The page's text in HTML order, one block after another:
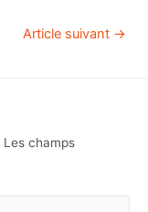
Article suivant →
Les champs